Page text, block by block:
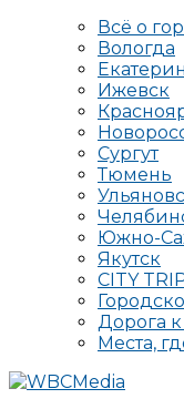
Всё о
Вологда
Ижевск
Сургут
Тюмень
Южно-
Якутск
CITY
Дорога
Места,